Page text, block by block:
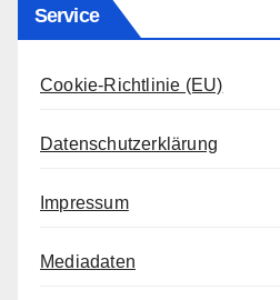
Service
Cookie-Richtlinie (EU)
Datenschutzerklärung
Impressum
Mediadaten